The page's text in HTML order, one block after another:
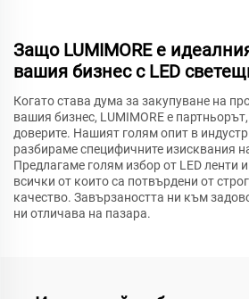
Защо LUMIMORE е
вашия бизнес с LED
Когато става дума за закупуване на
вашия бизнес, LUMIMORE е
доверите. Нашият голям опит в
разбираме специфичните изисквания
Предлагаме голям избор от LED ленти
всички от които са потвърдени от
качество. Завързаността ни към
ни отличава на пазара.